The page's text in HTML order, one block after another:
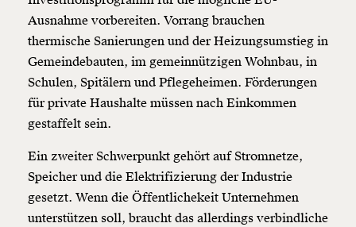
Ausnahme vorbereiten. Vorrang brauchen
thermische Sanierungen und der Heizungsumstieg in
Gemeindebauten, im gemeinnützigen Wohnbau, in
Schulen, Spitälern und Pflegeheimen. Förderungen
für private Haushalte müssen nach Einkommen
gestaffelt sein.
Ein zweiter Schwerpunkt gehört auf Stromnetze,
Speicher und die Elektrifizierung der Industrie
gesetzt. Wenn die Öffentlichekeit Unternehmen
unterstützen soll, braucht das allerdings verbindliche